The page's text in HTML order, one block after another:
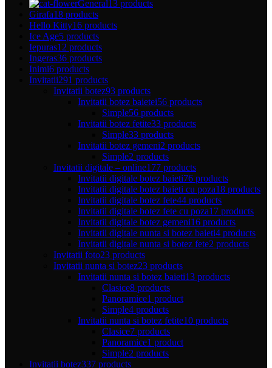
General13 products
Girafa18 products
Hello Kitty16 products
Ice Age5 products
Iepuras12 products
Ingeras36 products
Inimi6 products
Invitatii291 products
Invitatii botez93 products
Invitatii botez baietei56 products
Simple56 products
Invitatii botez fetite33 products
Simple33 products
Invitatii botez gemeni2 products
Simple2 products
Invitatii digitale – online177 products
Invitatii digitale botez baieti76 products
Invitatii digitale botez baieti cu poza18 products
Invitatii digitale botez fete44 products
Invitatii digitale botez fete cu poza17 products
Invitatii digitale botez gemeni16 products
Invitatii digitale nunta si botez baieti4 products
Invitatii digitale nunta si botez fete2 products
Invitatii foto23 products
Invitatii nunta si botez23 products
Invitatii nunta si botez baieti13 products
Clasice8 products
Panoramice1 product
Simple4 products
Invitatii nunta si botez fetite10 products
Clasice7 products
Panoramice1 product
Simple2 products
Invitatii botez337 products